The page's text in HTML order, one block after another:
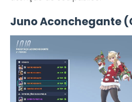
Juno Aconchegante